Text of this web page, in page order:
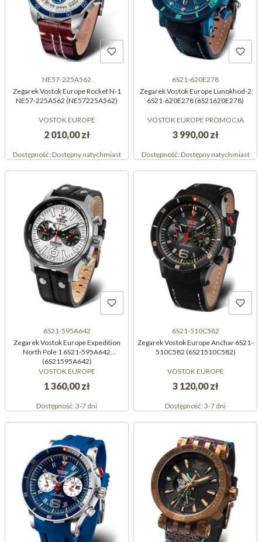
NE57-225A562
Zegarek Vostok Europe Rocket N-1
NE57-225A562 (NE57225A562)
VOSTOK EUROPE
2 010,00 zł
Dostępność:Dostępny natychmiast
6S21-620E278
Zegarek Vostok Europe Lunokhod-2
6S21-620E278 (6S21620E278)
VOSTOK EUROPE PROMOCJA
3 990,00 zł
Dostępność:Dostępny natychmiast
6S21-595A642
Zegarek Vostok Europe Expedition
North Pole 1 6S21-595A642
(6S21595A642)
VOSTOK EUROPE
1 360,00 zł
Dostępność:3-7 dni
6S21-510C582
Zegarek Vostok Europe Anchar 6S21-
510C582 (6S21510C582)
VOSTOK EUROPE
3 120,00 zł
Dostępność:3-7 dni